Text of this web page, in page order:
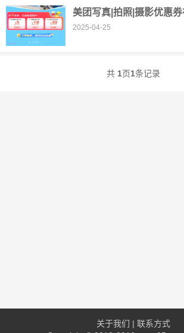
美团写真|拍照|摄影优惠
2025-04-25
共 1页1条记录
关于我们 | 联系方式